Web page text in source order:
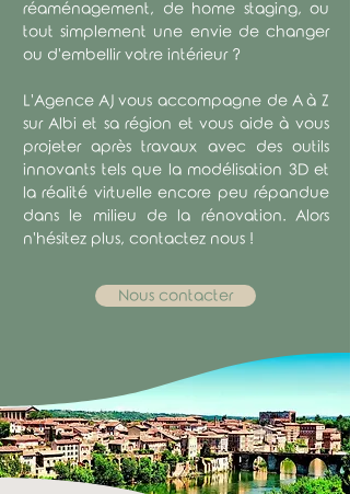
réaménagement, de home staging, ou
tout simplement une envie de changer
ou d'embellir votre intérieur ?
L'Agence AJ vous accompagne de A à Z
sur Albi et sa région et vous aide à vous
projeter après travaux avec des outils
innovants tels que la modélisation 3D et
la réalité virtuelle encore peu répandue
dans le milieu de la rénovation. Alors
n'hésitez plus, contactez nous !
Nous contacter